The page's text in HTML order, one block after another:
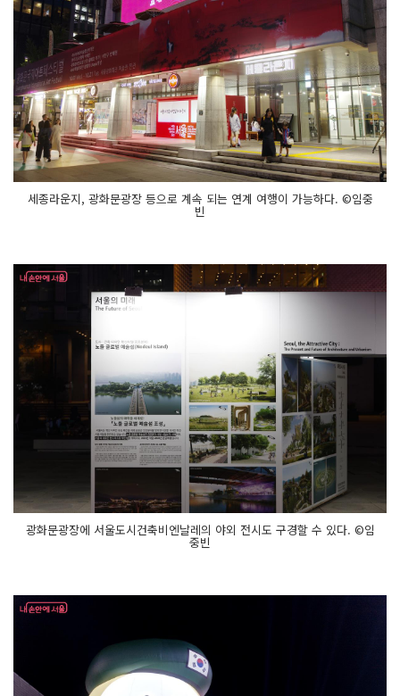
세종라운지, 광화문광장 등으로 계속 되는 연계 여행이 가능하다. ©임중
빈
광화문광장에 서울도시건축비엔날레의 야외 전시도 구경할 수 있다. ©임
중빈